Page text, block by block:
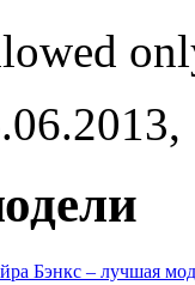
Бэнкс – лучшая